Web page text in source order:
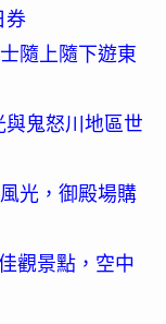
券
隨上隨下遊東
與鬼怒川地區世
光，御殿場購
觀景點，空中